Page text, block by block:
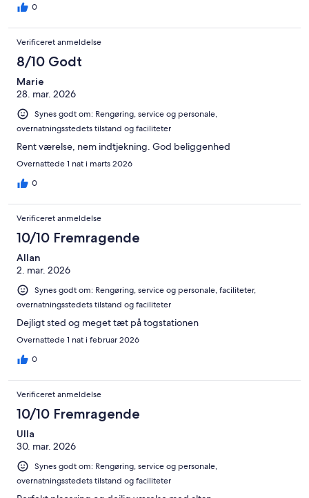
0
Verificeret anmeldelse
8/10 Godt
Marie
28. mar. 2026
Synes godt om: Rengøring, service og personale,
overnatningsstedets tilstand og faciliteter
Rent værelse, nem indtjekning. God beliggenhed
Overnattede 1 nat i marts 2026
0
Verificeret anmeldelse
10/10 Fremragende
Allan
2. mar. 2026
Synes godt om: Rengøring, service og personale, faciliteter,
overnatningsstedets tilstand og faciliteter
Dejligt sted og meget tæt på togstationen
Overnattede 1 nat i februar 2026
0
Verificeret anmeldelse
10/10 Fremragende
Ulla
30. mar. 2026
Synes godt om: Rengøring, service og personale,
overnatningsstedets tilstand og faciliteter